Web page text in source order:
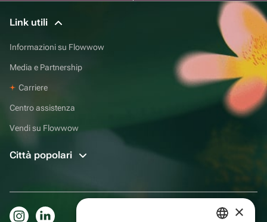
Link utili
Informazioni su Flowwow
Media e Partnership
Carriere
Centro assistenza
Vendi su Flowwow
Città popolari
×